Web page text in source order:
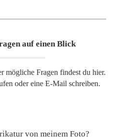
auf einen Blick
mögliche Fragen findest du hier.
oder eine E-Mail schreiben.
von meinem Foto?